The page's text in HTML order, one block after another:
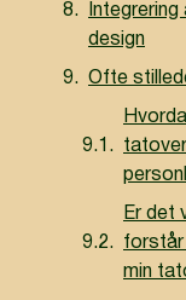
design
Ofte
Er det
forstår
min